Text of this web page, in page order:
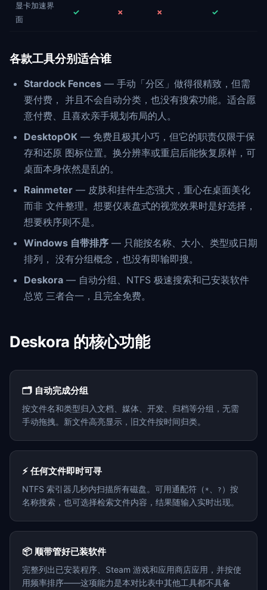
显卡加速界
面
✓ ✗ ✗ ✓
各款工具分别适合谁
Stardock Fences — 手动「分区」做得很精致，但需
要付费， 并且不会自动分类，也没有搜索功能。适合愿
意付费、且喜欢亲手规划布局的人。
DesktopOK — 免费且极其小巧，但它的职责仅限于保
存和还原 图标位置。换分辨率或重启后能恢复原样，可
桌面本身依然是乱的。
Rainmeter — 皮肤和挂件生态强大，重心在桌面美化
而非 文件整理。想要仪表盘式的视觉效果时是好选择，
想要秩序则不是。
Windows 自带排序 — 只能按名称、大小、类型或日期
排列， 没有分组概念，也没有即输即搜。
Deskora — 自动分组、NTFS 极速搜索和已安装软件
总览 三者合一，且完全免费。
Deskora 的核心功能
🗂️ 自动完成分组
按文件名和类型归入文档、媒体、开发、归档等分组，无需
手动拖拽。新文件高亮显示，旧文件按时间归类。
⚡ 任何文件即时可寻
NTFS 索引器几秒内扫描所有磁盘。可用通配符（ * ? ）按
名称搜索，也可选择检索文件内容，结果随输入实时出现。
📦 顺带管好已装软件
完整列出已安装程序、Steam 游戏和应用商店应用，并按使
用频率排序——这项能力是本对比表中其他工具都不具备